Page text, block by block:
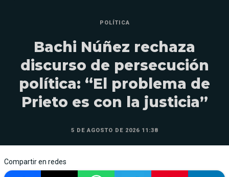
POLÍTICA
Bachi Núñez rechaza
discurso de persecución
política: “El problema de
Prieto es con la justicia”
5 DE AGOSTO DE 2026 11:38
Compartir en redes